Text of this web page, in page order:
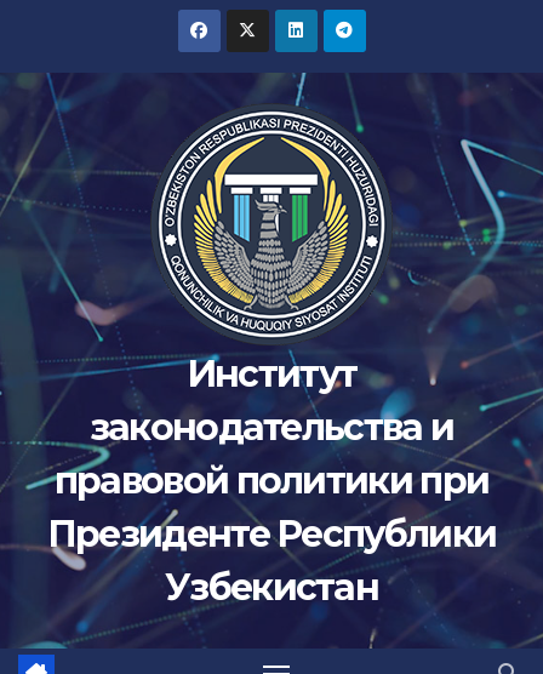
содержимому
Институт
законодательства и
правовой политики при
Президенте Республики
Узбекистан